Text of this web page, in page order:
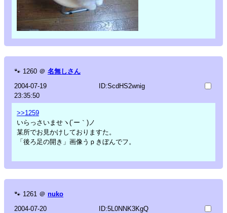
🐾 1260 ＠ 名無しさん
2004-07-19
23:35:50
ID:ScdHS2wnig
>>1259
いらっさいませヽ(´ー｀)ノ
某所でお見かけしておりますた。
「後ろ足の開き」画像うｐきぼんでフ。
🐾 1261 ＠ nuko
2004-07-20
ID:5L0NNK3KgQ